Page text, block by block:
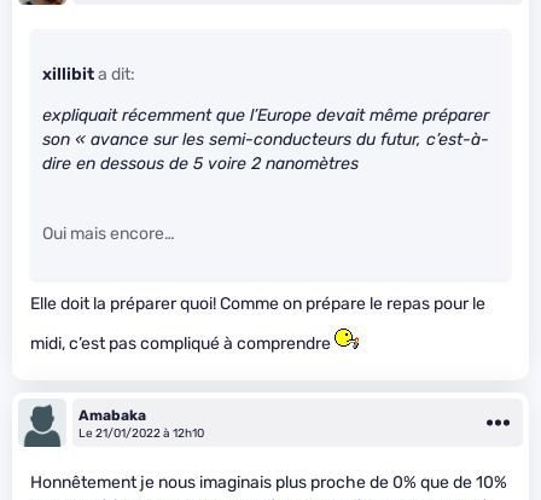
xillibita dit:
expliquait récemment que l’Europe devait même préparer
son « avance sur les semi-conducteurs du futur, c’est-à-
dire en dessous de 5 voire 2 nanomètres
Oui mais encore…
Elle doit la préparer quoi! Comme on prépare le repas pour le
midi, c’est pas compliqué à comprendre
Amabaka
Le 21/01/2022 à 12h10
Honnêtement je nous imaginais plus proche de 0% que de 10%